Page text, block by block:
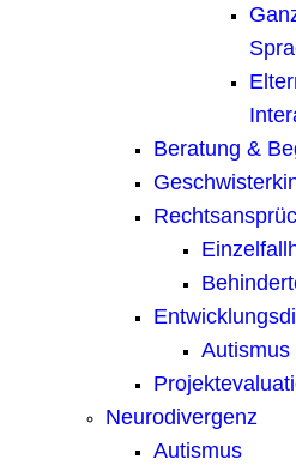
Beratung &
Autismus
Neurodivergenz
Autismus